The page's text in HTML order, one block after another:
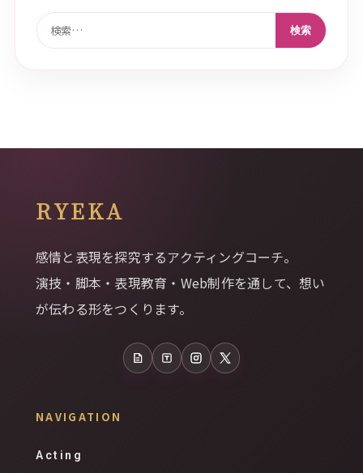
検索:
RYEKA
感情と表現を探究するアクティングコーチ。
演技・脚本・表現教育・Web制作を通して、想い
が伝わる形をつくります。
note TalesInstagram
X
NAVIGATION
Acting